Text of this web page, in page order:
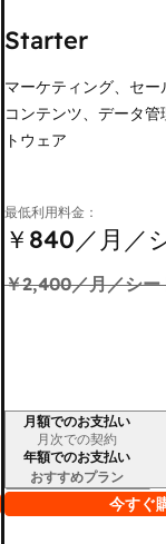
Starter
マーケティング、セー
コンテンツ、データ
トウェア
最低利用料金：
￥840／月／
￥2,400／月／シー
請求期間
月額でのお支払い
月次での契約
年額でのお支払い
おすすめプラン
今すぐ